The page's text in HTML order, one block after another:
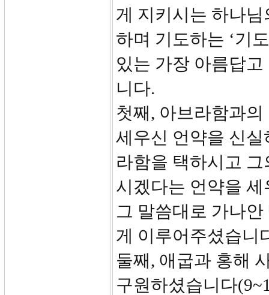
게 지키시는 하나
하며 기도하는 ‘기
있는 가장 아름답
니다.
첫째, 아브라함과
세우신 언약을 신
라함을 택하시고
시겠다는 언약을
그 말씀대로 가나
게 이루어주셨습니
둘째, 애굽과 홍해
구원하셨습니다